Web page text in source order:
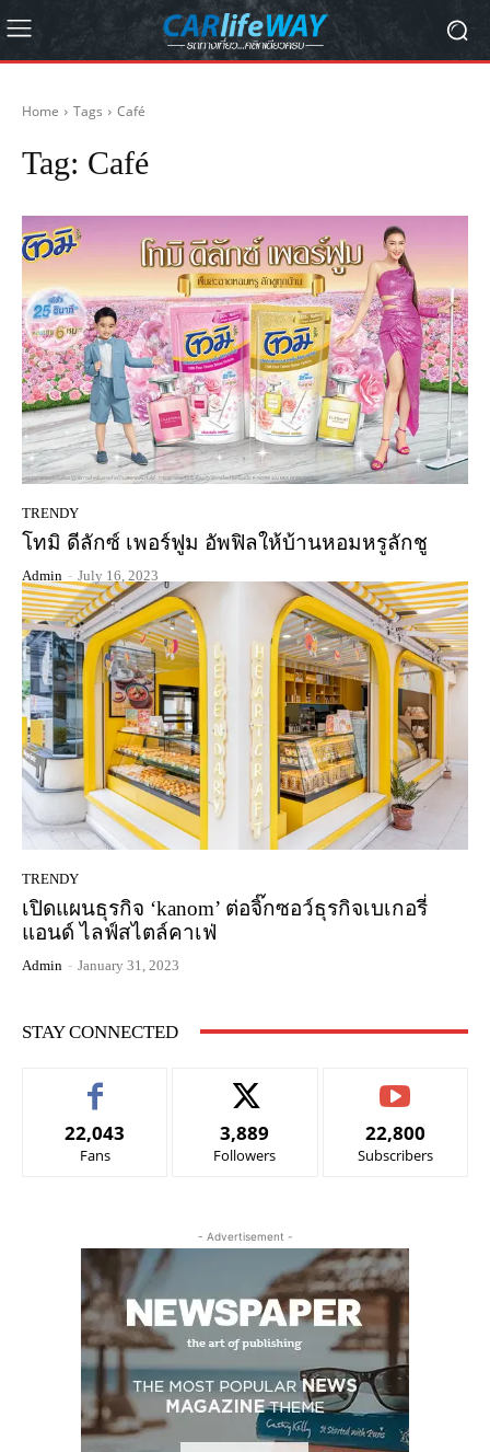
Home Tags Café
Tag: Café
TRENDY
โทมิ ดีลักซ์ เพอร์ฟูม อัพฟิลให้บ้านหอมหรูลักชู
Admin - July 16, 2023
TRENDY
เปิดแผนธุรกิจ ‘kanom’ ต่อจิ๊กซอว์ธุรกิจเบเกอรี่
แอนด์ ไลฟ์สไตล์คาเฟ่
Admin - January 31, 2023
STAY CONNECTED
22,043
Fans
3,889
Followers
22,800
Subscribers
- Advertisement -